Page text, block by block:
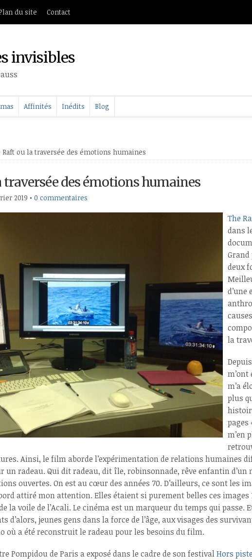
du site Contact
invisibles
Affinités Inédits Blog
Raft ou la traversée des émotions humaines
traversée des émotions humaines
2019 • 0 commentaires
The
dans
deux
d’une
la
m’a
plus
pages
m’en
Ainsi, le film aborde l’expérimentation de relations humaines
un radeau. Qui dit radeau, dit île, robinsonnade, rêve enfantin d’un
ouvertes. On est au cœur des années 70. D’ailleurs, ce sont les
attiré mon attention. Elles étaient si purement belles ces
la voile de l’Acali. Le cinéma est un marqueur du temps qui
d’alors, jeunes gens dans la force de l’âge, aux visages des
où a été reconstruit le radeau pour les besoins du film.
Pompidou de Paris a exposé dans le cadre de son festivalHors piste